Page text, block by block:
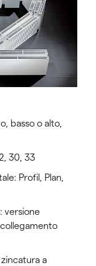
basso o alto,
30, 33
Profil, Plan,
versione
a